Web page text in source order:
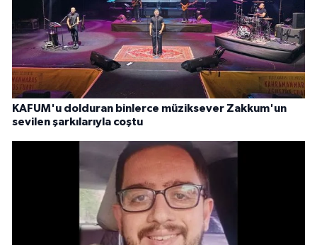
KAFUM'u dolduran binlerce müziksever Zakkum'un
sevilen şarkılarıyla coştu